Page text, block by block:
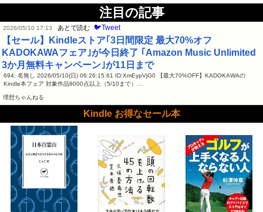
注目の記事
2026/05/10 17:13 あとで読む 🐦Tweet
【セール】Kindleストア｢3日間限定 最大70%オフ
KADOKAWAフェア｣が今日終了 ｢Amazon Music Unlimited
3か月無料キャンペーン｣が11日まで
694: 名無し 2026/05/10(日) 06:26:15.61 ID:XmEypVjG0 【最大70%OFF】KADOKAWAの
Kindle本フェア 対象作品8000点以上（5/10まで）…
理想ちゃんねる
Kindle お得なセール本